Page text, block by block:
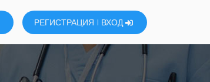
РЕГИСТРАЦИЯ ВХОД